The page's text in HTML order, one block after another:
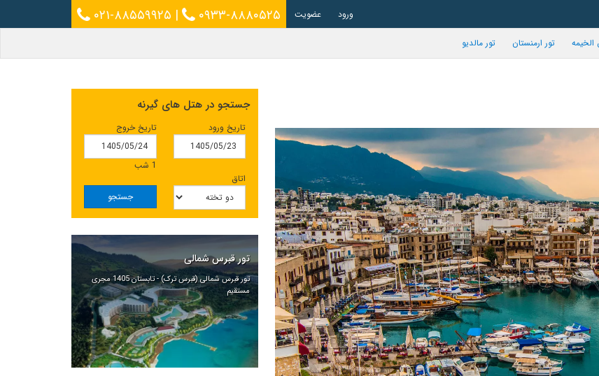
۰۲۱-۸۸۵۵۹۹۲۵ | ۰۹۳۳-۸۸۸۰۵۲۵ ورود عضویت
الخیمه تور ارمنستان تور مالدیو
جستجو در هتل های گیرنه
تاریخ ورود تاریخ خروج
1 شب
اتاق
جستجو
تور قبرس شمالی
تور قبرس شمالی (قبرس ترک) - تابستان 1405 مجری
مستقیم